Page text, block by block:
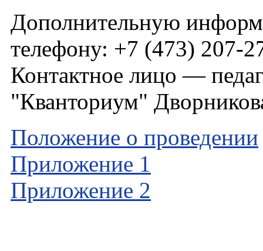
Дополнительную
телефону: +7 (473) 207-
Контактное лицо —
"Кванториум"
Положение о проведении
Приложение 1
Приложение 2